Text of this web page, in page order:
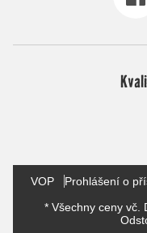
VOP Prohlášení o
* Všechny ceny vč.